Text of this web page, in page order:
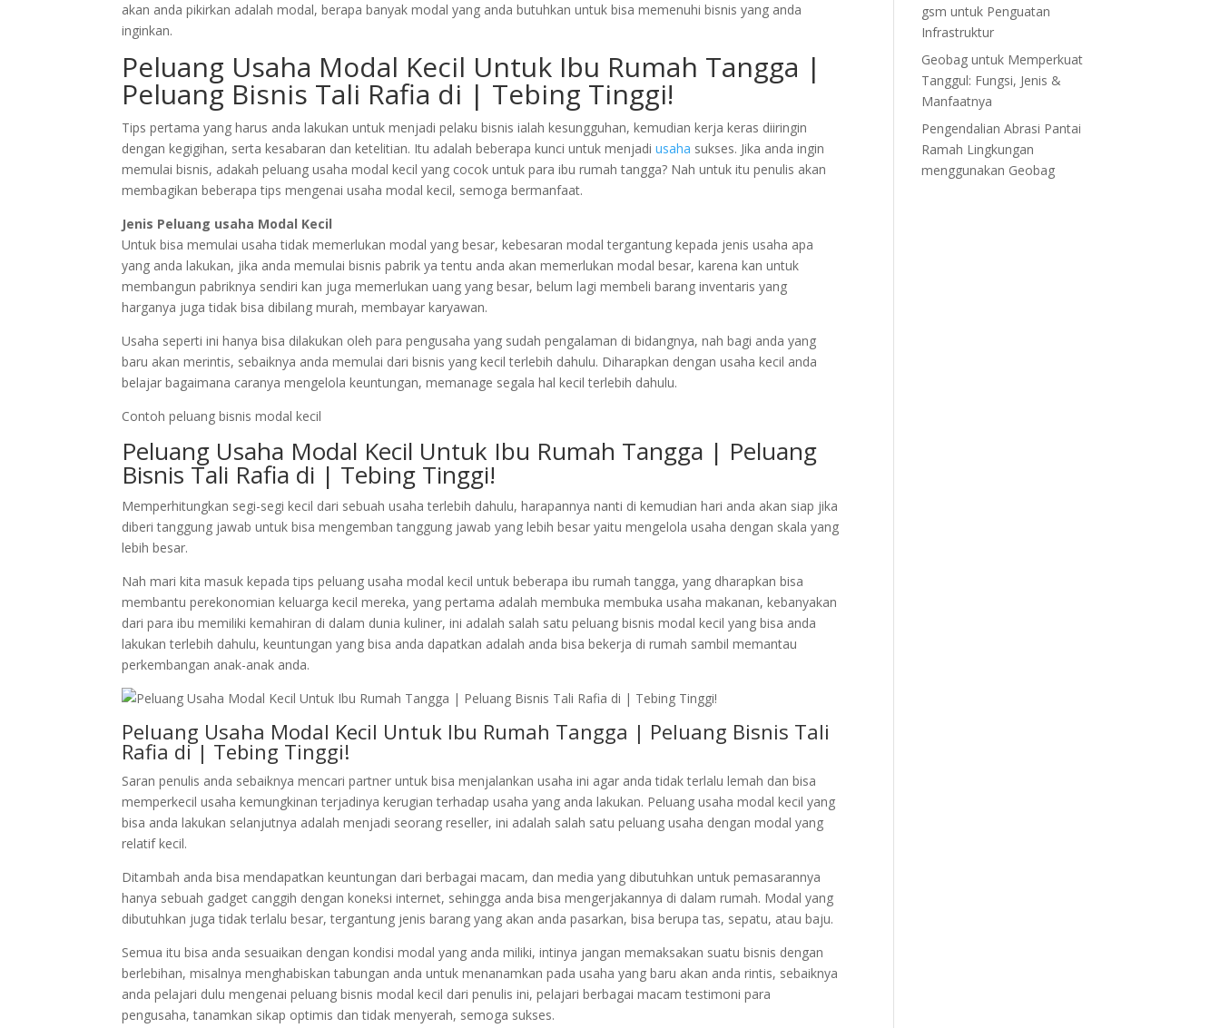
akan anda pikirkan adalah modal, berapa banyak modal yang anda butuhkan untuk bisa memenuhi bisnis yang anda
inginkan.
Peluang Usaha Modal Kecil Untuk Ibu Rumah Tangga |
Peluang Bisnis Tali Rafia di | Tebing Tinggi!
Tips pertama yang harus anda lakukan untuk menjadi pelaku bisnis ialah kesungguhan, kemudian kerja keras diiringin
dengan kegigihan, serta kesabaran dan ketelitian. Itu adalah beberapa kunci untuk menjadiusaha sukses. Jika anda ingin
memulai bisnis, adakah peluang usaha modal kecil yang cocok untuk para ibu rumah tangga? Nah untuk itu penulis akan
membagikan beberapa tips mengenai usaha modal kecil, semoga bermanfaat.
Jenis Peluang usaha Modal Kecil
Untuk bisa memulai usaha tidak memerlukan modal yang besar, kebesaran modal tergantung kepada jenis usaha apa
yang anda lakukan, jika anda memulai bisnis pabrik ya tentu anda akan memerlukan modal besar, karena kan untuk
membangun pabriknya sendiri kan juga memerlukan uang yang besar, belum lagi membeli barang inventaris yang
harganya juga tidak bisa dibilang murah, membayar karyawan.
Usaha seperti ini hanya bisa dilakukan oleh para pengusaha yang sudah pengalaman di bidangnya, nah bagi anda yang
baru akan merintis, sebaiknya anda memulai dari bisnis yang kecil terlebih dahulu. Diharapkan dengan usaha kecil anda
belajar bagaimana caranya mengelola keuntungan, memanage segala hal kecil terlebih dahulu.
Contoh peluang bisnis modal kecil
Peluang Usaha Modal Kecil Untuk Ibu Rumah Tangga | Peluang
Bisnis Tali Rafia di | Tebing Tinggi!
Memperhitungkan segi-segi kecil dari sebuah usaha terlebih dahulu, harapannya nanti di kemudian hari anda akan siap jika
diberi tanggung jawab untuk bisa mengemban tanggung jawab yang lebih besar yaitu mengelola usaha dengan skala yang
lebih besar.
Nah mari kita masuk kepada tips peluang usaha modal kecil untuk beberapa ibu rumah tangga, yang dharapkan bisa
membantu perekonomian keluarga kecil mereka, yang pertama adalah membuka membuka usaha makanan, kebanyakan
dari para ibu memiliki kemahiran di dalam dunia kuliner, ini adalah salah satu peluang bisnis modal kecil yang bisa anda
lakukan terlebih dahulu, keuntungan yang bisa anda dapatkan adalah anda bisa bekerja di rumah sambil memantau
perkembangan anak-anak anda.
Peluang Usaha Modal Kecil Untuk Ibu Rumah Tangga | Peluang Bisnis Tali
Rafia di | Tebing Tinggi!
Saran penulis anda sebaiknya mencari partner untuk bisa menjalankan usaha ini agar anda tidak terlalu lemah dan bisa
memperkecil usaha kemungkinan terjadinya kerugian terhadap usaha yang anda lakukan. Peluang usaha modal kecil yang
bisa anda lakukan selanjutnya adalah menjadi seorang reseller, ini adalah salah satu peluang usaha dengan modal yang
relatif kecil.
Ditambah anda bisa mendapatkan keuntungan dari berbagai macam, dan media yang dibutuhkan untuk pemasarannya
hanya sebuah gadget canggih dengan koneksi internet, sehingga anda bisa mengerjakannya di dalam rumah. Modal yang
dibutuhkan juga tidak terlalu besar, tergantung jenis barang yang akan anda pasarkan, bisa berupa tas, sepatu, atau baju.
Semua itu bisa anda sesuaikan dengan kondisi modal yang anda miliki, intinya jangan memaksakan suatu bisnis dengan
berlebihan, misalnya menghabiskan tabungan anda untuk menanamkan pada usaha yang baru akan anda rintis, sebaiknya
anda pelajari dulu mengenai peluang bisnis modal kecil dari penulis ini, pelajari berbagai macam testimoni para
pengusaha, tanamkan sikap optimis dan tidak menyerah, semoga sukses.
gsm untuk Penguatan
Infrastruktur
Geobag untuk Memperkuat
Tanggul: Fungsi, Jenis &
Manfaatnya
Pengendalian Abrasi Pantai
Ramah Lingkungan
menggunakan Geobag